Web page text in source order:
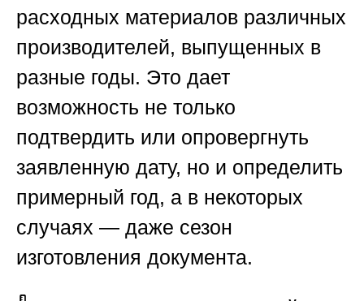
расходных материалов различных
производителей, выпущенных в
разные годы. Это дает
возможность не только
подтвердить или опровергнуть
заявленную дату, но и определить
примерный год, а в некоторых
случаях — даже сезон
изготовления документа.